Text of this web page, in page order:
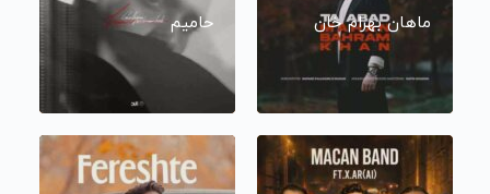
ماهان بهرام خان حامیم